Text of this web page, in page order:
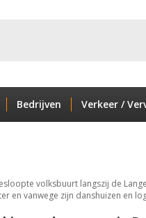
Bedrijven Verkeer /
volksbuurt langszij de
en vanwege zijn danshuizen en